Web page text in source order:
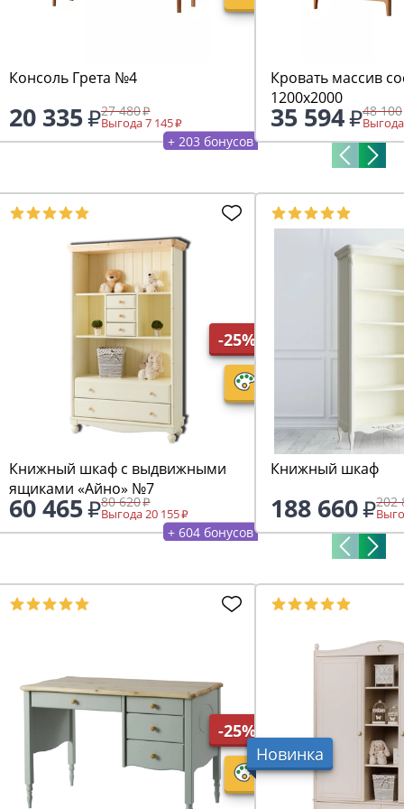
Консоль Грета №4
20 335 27 480
Выгода 7 145
+ 203 бонусов
Кровать массив
1200х2000
35 594 48 100
-25%
Книжный шкаф с выдвижными
ящиками «Айно» №7
60 465 80 620
Выгода 20 155
+ 604 бонусов
Книжный шкаф
188 660 202
-25%
Новинка